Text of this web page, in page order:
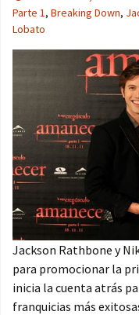
Parte 1, Breaking Down,
Lobato
Jackson Rathbone y
para promocionar la
inicia la cuenta atrás
franquicias más